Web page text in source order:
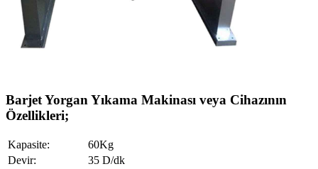
Barjet Yorgan Yıkama Makinası veya Cihazının
Özellikleri;
Kapasite:
60Kg
Devir:
35 D/dk